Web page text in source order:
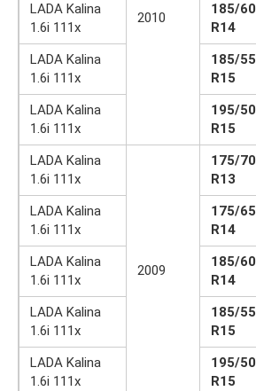
2010
LADA Kalina
1.6i 111x
185/60
R14
LADA Kalina
1.6i 111x
185/55
R15
LADA Kalina
1.6i 111x
195/50
R15
LADA Kalina
1.6i 111x
2009
175/70
R13
LADA Kalina
1.6i 111x
175/65
R14
LADA Kalina
1.6i 111x
185/60
R14
LADA Kalina
1.6i 111x
185/55
R15
LADA Kalina
1.6i 111x
195/50
R15